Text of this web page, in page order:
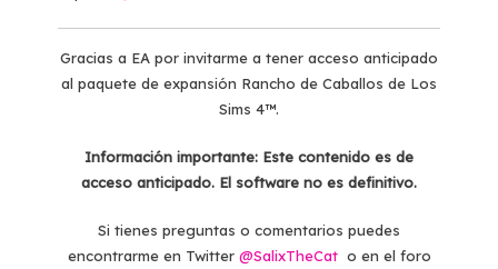
Gracias a EA por invitarme a tener acceso anticipado
al paquete de expansión Rancho de Caballos de Los
Sims 4™.
Información importante: Este contenido es de
acceso anticipado. El software no es definitivo.
Si tienes preguntas o comentarios puedes
encontrarme en Twitter @SalixTheCat o en el foro